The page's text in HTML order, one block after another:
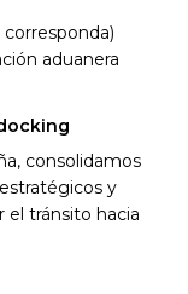
aduanera
consolidamos
y
el tránsito hacia